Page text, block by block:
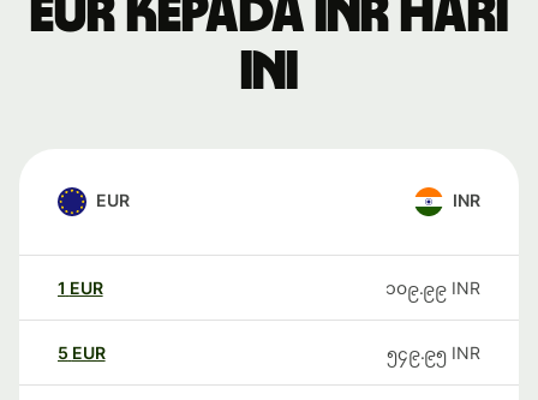
EUR kepada INR hari
ini
EUR INR
1 EUR ၁၀၉.၉၉ INR
5 EUR ၅၄၉.၉၅ INR